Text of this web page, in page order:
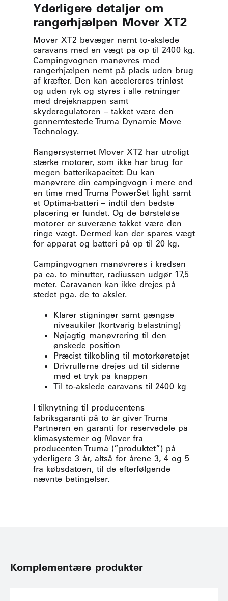
Yderligere detaljer om
rangerhjælpen Mover XT2
Mover XT2 bevæger nemt to-akslede
caravans med en vægt på op til 2400 kg.
Campingvognen manøvres med
rangerhjælpen nemt på plads uden brug
af kræfter. Den kan accelereres trinløst
og uden ryk og styres i alle retninger
med drejeknappen samt
skyderegulatoren – takket være den
gennemtestede Truma Dynamic Move
Technology.
Rangersystemet Mover XT2 har utroligt
stærke motorer, som ikke har brug for
megen batterikapacitet: Du kan
manøvrere din campingvogn i mere end
en time med Truma PowerSet light samt
et Optima-batteri – indtil den bedste
placering er fundet. Og de børsteløse
motorer er suveræne takket være den
ringe vægt. Dermed kan der spares vægt
for apparat og batteri på op til 20 kg.
Campingvognen manøvreres i kredsen
på ca. to minutter, radiussen udgør 17,5
meter. Caravanen kan ikke drejes på
stedet pga. de to aksler.
Klarer stigninger samt gængse
niveaukiler (kortvarig belastning)
Nøjagtig manøvrering til den
ønskede position
Præcist tilkobling til motorkøretøjet
Drivrullerne drejes ud til siderne
med et tryk på knappen
Til to-akslede caravans til 2400 kg
I tilknytning til producentens
fabriksgaranti på to år giver Truma
Partneren en garanti for reservedele på
klimasystemer og Mover fra
producenten Truma (”produktet”) på
yderligere 3 år, altså for årene 3, 4 og 5
fra købsdatoen, til de efterfølgende
nævnte betingelser.
Komplementære produkter